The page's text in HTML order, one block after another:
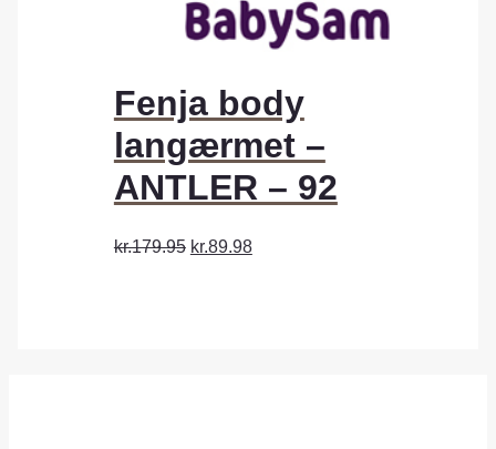
Fenja body
langærmet –
ANTLER – 92
kr.179.95 kr.89.98